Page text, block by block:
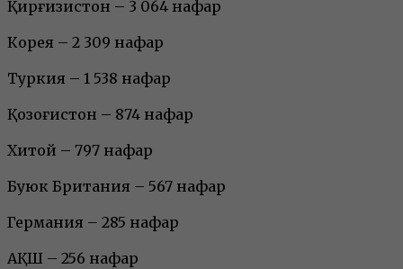
Қирғизистон – 3 064 нафар
Корея – 2 309 нафар
Туркия – 1 538 нафар
Қозоғистон – 874 нафар
Хитой – 797 нафар
Буюк Британия – 567 нафар
Германия – 285 нафар
АҚШ – 256 нафар